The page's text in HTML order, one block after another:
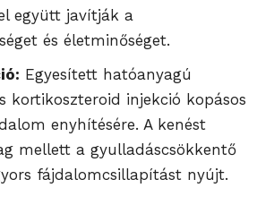
együtt javítják a
és életminőséget.
Egyesített hatóanyagú
kortikoszteroid injekció kopásos
enyhítésére. A kenést
mellett a gyulladáscsökkentő
fájdalomcsillapítást nyújt.